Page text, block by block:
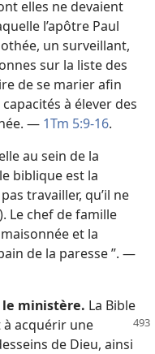
elles ne devaient
l’apôtre Paul
un surveillant,
sur la liste des
de se marier afin
à élever des
— 1Tm 5:9-16.
au sein de la
biblique est la
travailler, qu’il ne
). Le chef de famille
et la
de la paresse ”. —
le ministère. La Bible
à acquérir une
de Dieu, ainsi